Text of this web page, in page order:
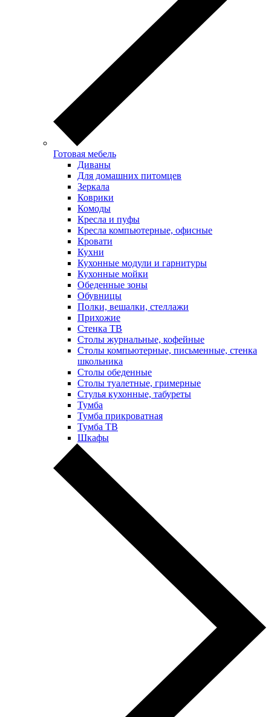
Готовая мебель
Диваны
Для домашних питомцев
Зеркала
Коврики
Комоды
Кресла и пуфы
Кресла компьютерные, офисные
Кровати
Кухни
Кухонные модули и гарнитуры
Кухонные мойки
Обеденные зоны
Обувницы
Полки, вешалки, стеллажи
Прихожие
Стенка ТВ
Столы журнальные, кофейные
Столы компьютерные, письменные, стенка
школьника
Столы обеденные
Столы туалетные, гримерные
Стулья кухонные, табуреты
Тумба
Тумба прикроватная
Тумба ТВ
Шкафы